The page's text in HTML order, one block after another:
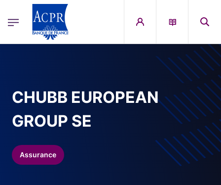
ACPR Menu Principal (French)
CHUBB EUROPEAN
GROUP SE
Assurance